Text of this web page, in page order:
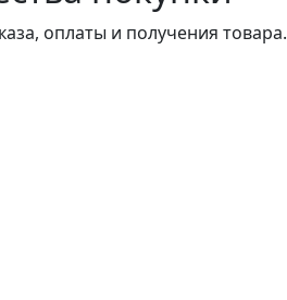
оплаты и получения товара.